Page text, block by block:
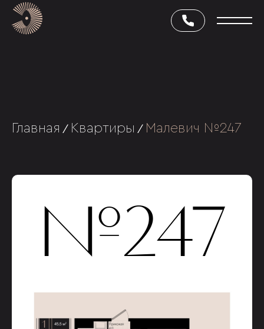
Главная / Квартиры / Малевич №247
№247